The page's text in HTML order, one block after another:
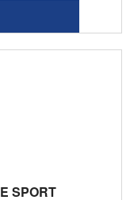
SPORT